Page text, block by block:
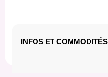
INFOS ET COMMODITÉS